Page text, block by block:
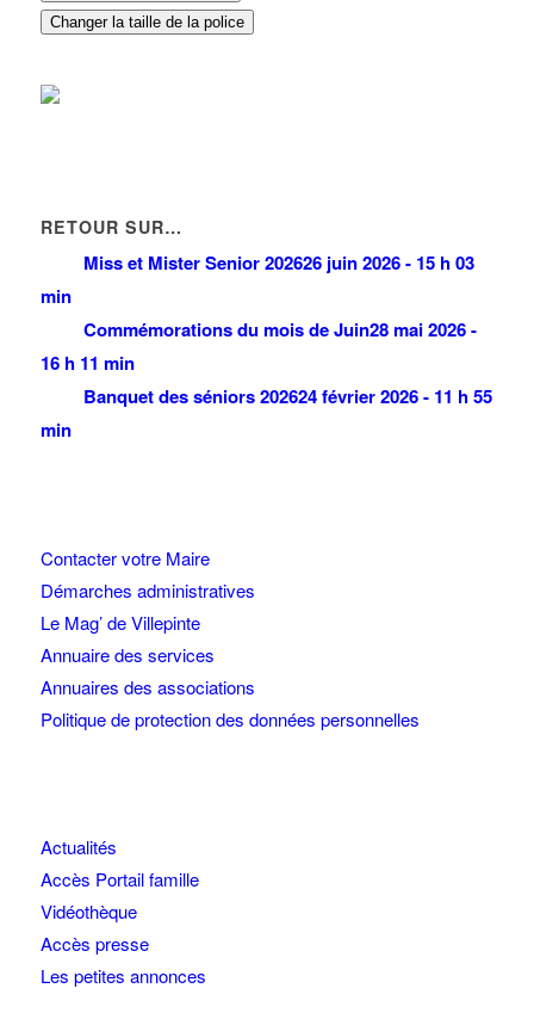
Changer la taille de la police
RETOUR SUR…
Miss et Mister Senior 202626 juin 2026 - 15 h 03
min
Commémorations du mois de Juin28 mai 2026 -
16 h 11 min
Banquet des séniors 202624 février 2026 - 11 h 55
min
Contacter votre Maire
Démarches administratives
Le Mag’ de Villepinte
Annuaire des services
Annuaires des associations
Politique de protection des données personnelles
Actualités
Accès Portail famille
Vidéothèque
Accès presse
Les petites annonces